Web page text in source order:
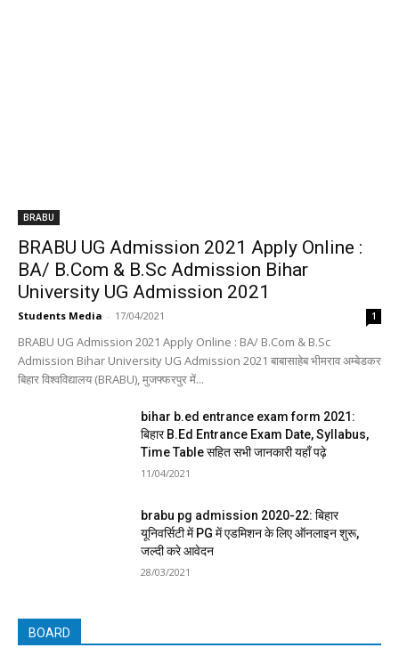
BRABU
BRABU UG Admission 2021 Apply Online :
BA/ B.Com & B.Sc Admission Bihar
University UG Admission 2021
Students Media - 17/04/2021 1
BRABU UG Admission 2021 Apply Online : BA/ B.Com & B.Sc
Admission Bihar University UG Admission 2021 बाबासाहेब भीमराव अम्बेडकर
बिहार विश्वविद्यालय (BRABU), मुजफ्फरपुर में...
bihar b.ed entrance exam form 2021:
बिहार B.Ed Entrance Exam Date, Syllabus,
Time Table सहित सभी जानकारी यहाँ पढ़े
11/04/2021
brabu pg admission 2020-22: बिहार
यूनिवर्सिटी में PG में एडमिशन के लिए ऑनलाइन शुरू,
जल्दी करे आवेदन
28/03/2021
BOARD